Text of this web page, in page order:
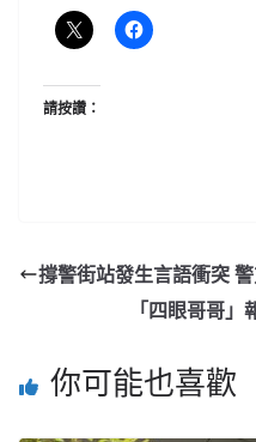
請按讚：
撐警街站發生言語衝突
「四眼哥哥
你可能也喜歡